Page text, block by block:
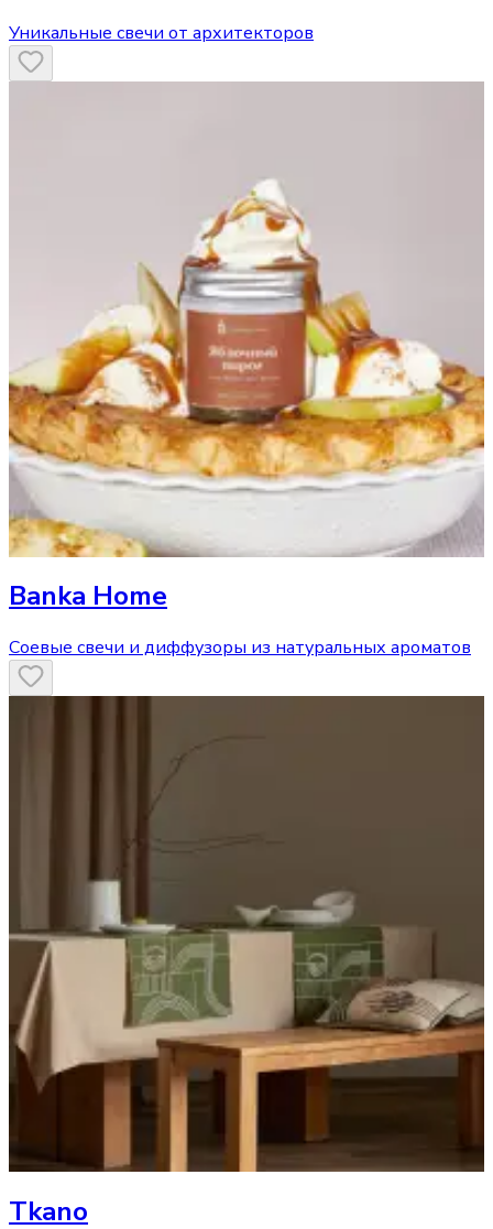
Уникальные свечи от архитекторов
Banka Home
Соевые свечи и диффузоры из натуральных ароматов
Tkano